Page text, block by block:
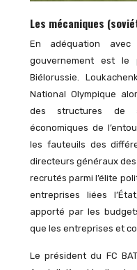
Les mécaniques
En adéquation
gouvernement est le
Biélorussie.
National Olympique
des structures de
économiques de
les fauteuils des
directeurs généraux
recrutés parmi l’élite
entreprises liées
apporté par les
que les entreprises et
Le président du FC